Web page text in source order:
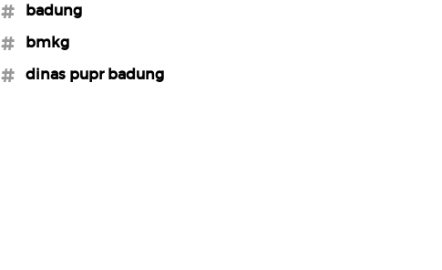
#badung
#bmkg
#dinas pupr badung